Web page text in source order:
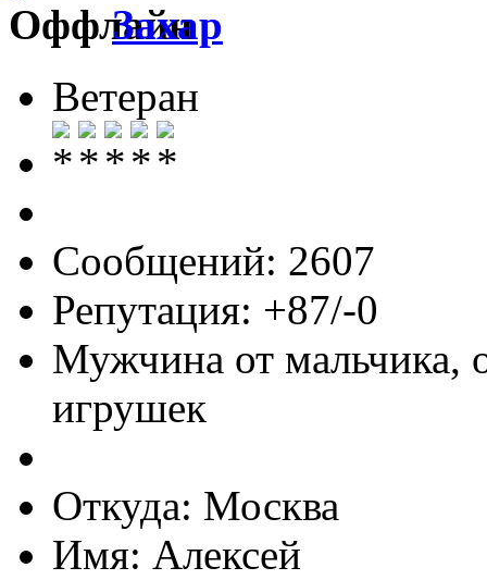
Захар
Ветеран
Сообщений: 2607
Репутация: +87/-0
Мужчина от мальчика,
игрушек
Откуда: Москва
Имя: Алексей